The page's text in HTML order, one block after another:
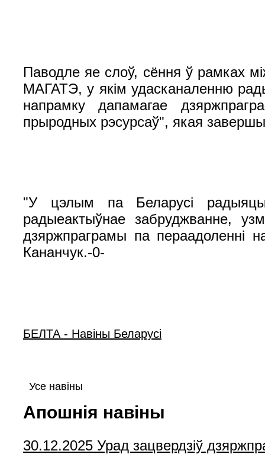
Паводле яе слоў, сёння ў рамках
МАГАТЭ, у якім удасканаленню
напрамку дапамагае
прыродных рэсурсаў", якая
"У цэлым па Беларусі
радыеактыўнае забруджванне,
дзяржпраграмы па пераадоленні
Кананчук.-0-
БЕЛТА - Навiны Беларусi
Усе навіны
Апошнія навіны
30.12.2025 Урад зацвердзіў